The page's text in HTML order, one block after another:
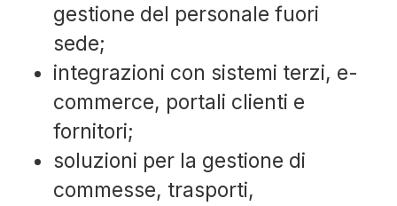
gestione del personale fuori
sede;
integrazioni con sistemi terzi, e-
commerce, portali clienti e
fornitori;
soluzioni per la gestione di
commesse, trasporti,